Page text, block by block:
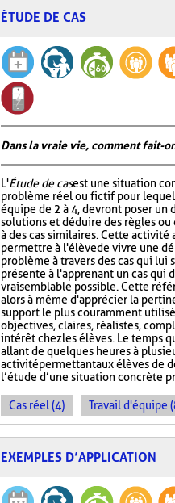
ÉTUDE DE CAS
Dans la vraie vie, comment fait-
L'Étude de casest une situation
problème réel ou fictif pour
équipe de 2 à 4, devront poser un
solutions et déduire des règles
à des cas similaires. Cette activité
permettre à l'élève de vivre une
problème à travers des cas qui lui
présente à l'apprenant un cas qui
vraisemblable possible. Cette
alors à même d'apprécier la
support le plus couramment
objectives, claires, réalistes,
intérêt chez les élèves. Le temps
allant de quelques heures à
activité permettant aux élèves de
l’étude d’une situation concrète
Cas réel (4) Travail d'équipe
EXEMPLES D’APPLICATION